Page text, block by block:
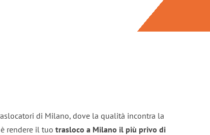
di Milano, dove la qualità incontra la
rendere il tuo trasloco a Milano il più privo di